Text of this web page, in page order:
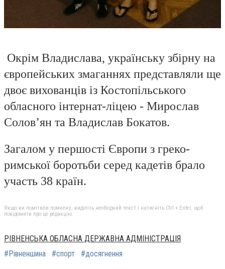
Окрім Владислава, українську збірну на
європейських змаганнях представляли ще
двоє вихованців із Костопільського
обласного інтернат-ліцею - Мирослав
Солов’ян та Владислав Бокатов.
Загалом у першості Європи з греко-
римської боротьби серед кадетів брало
участь 38 країн.
Якщо ви помітили помилку, виділіть необхідний текст і натисніть Ctrl + Enter, щоб
повідомити про це редакцію
РІВНЕНСЬКА ОБЛАСНА ДЕРЖАВНА АДМІНІСТРАЦІЯ
#Рівненшина
#спорт #досягнення